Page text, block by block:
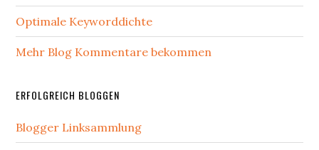
Optimale Keyworddichte
Mehr Blog Kommentare bekommen
ERFOLGREICH BLOGGEN
Blogger Linksammlung